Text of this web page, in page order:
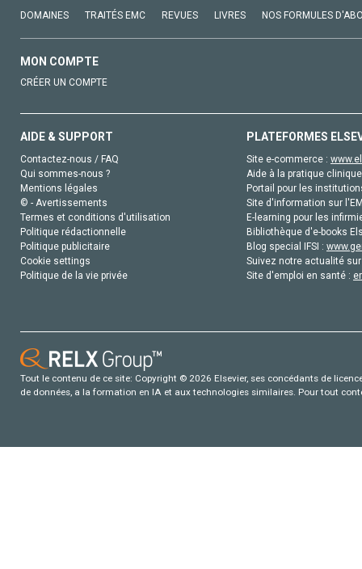
DOMAINES TRAITÉS EMC REVUES LIVRES NOS FORMULES
MON COMPTE
CRÉER UN COMPTE
AIDE & SUPPORT
Contactez-nous / FAQ
Qui sommes-nous ?
Mentions légales
© - Avertissements
Termes et conditions d'utilisation
Politique rédactionnelle
Politique publicitaire
Cookie settings
Politique de la vie privée
PLATEFORMES
Site e-commerce :
Aide à la pratique
Portail pour les
Site d'information sur
E-learning pour les
Bibliothèque d'e-books
Blog special IFSI :
Suivez notre actualité
Site d'emploi en santé :
Tout le contenu de ce site: Copyright © 2026 Elsevier, ses concédants de
de données, a la formation en IA et aux technologies similaires. Pour tout